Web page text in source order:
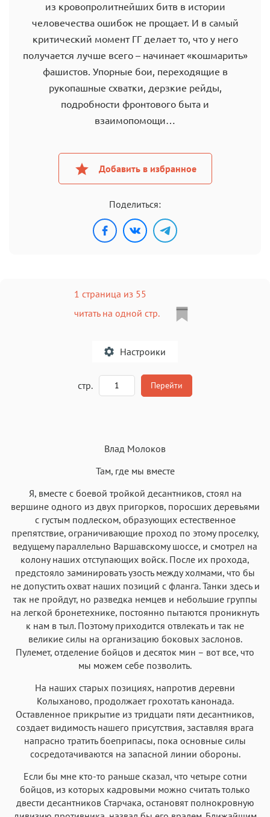
из кровопролитнейших битв в истории
человечества ошибок не прощает. И в самый
критический момент ГГ делает то, что у него
получается лучше всего – начинает «кошмарить»
фашистов. Упорные бои, переходящие в
рукопашные схватки, дерзкие рейды,
подробности фронтового быта и
взаимопомощи…
Добавить в избранное
Поделиться:
1 страница из 55
читать на одной стр.
Настроики
Аа
Roboto
Аа
Garamond
Аа
Fira Sans
Аа
Times
Аа
Iowan
Аа
San Francisco Аа
SF Serif Аа
New York
Аа
Helvetica Neue
Аа
Arial Аа
Georgia
Аа
Times New Roman
Аа
Courier
Аа
Courier New
Аа
Menlo
Аа
SF Mono
стр. Перейти
Влад Молоков
Там, где мы вместе
Я, вместе с боевой тройкой десантников, стоял на
вершине одного из двух пригорков, поросших деревьями
с густым подлеском, образующих естественное
препятствие, ограничивающие проход по этому проселку,
ведущему параллельно Варшавскому шоссе, и смотрел на
колону наших отступающих войск. После их прохода,
предстояло заминировать узость между холмами, что бы
не допустить охват наших позиций с фланга. Танки здесь и
так не пройдут, но разведка немцев и небольшие группы
на легкой бронетехнике, постоянно пытаются проникнуть
к нам в тыл. Поэтому приходится отвлекать и так не
великие силы на организацию боковых заслонов.
Пулемет, отделение бойцов и десяток мин – вот все, что
мы можем себе позволить.
На наших старых позициях, напротив деревни
Колыханово, продолжает грохотать канонада.
Оставленное прикрытие из тридцати пяти десантников,
создает видимость нашего присутствия, заставляя врага
напрасно тратить боеприпасы, пока основные силы
сосредотачиваются на запасной линии обороны.
Если бы мне кто-то раньше сказал, что четыре сотни
бойцов, из которых кадровыми можно считать только
двести десантников Старчака, остановят полнокровную